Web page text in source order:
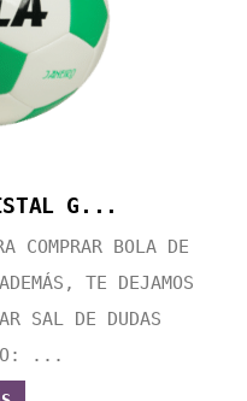
G...
COMPRAR BOLA DE
TE DEJAMOS
SAL DE DUDAS
...